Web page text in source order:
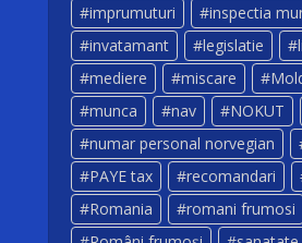
imprumuturi
inspectia
invatamant
legislatie
mediere
miscare
munca
nav NOKUT
numar personal norvegian
PAYE tax
recomandari
Romania
romani frumosi